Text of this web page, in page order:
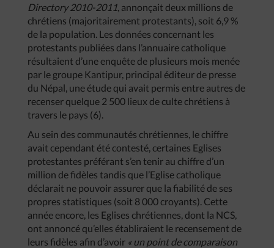
Directory 2010-2011, annonçait deux millions de
chrétiens (majoritairement protestants), soit 6,9 %
de la population. Les données concernant les
protestants publiées dans l’annuaire catholique
résultaient d’une enquête de plusieurs mois menée
par le groupe Kantipur, principal éditeur de presse
du Népal, une étude qui avait permis entre autres de
recenser quelque 2 500 lieux de culte chrétiens à
travers le pays (6).
Au sein des communautés chrétiennes, le chiffre
avait cependant été contesté, certaines Eglises
protestantes préférant s’en tenir au chiffre d’un
million de fidèles tandis que l’Eglise catholique
déclarait ne pouvoir assurer que la fiabilité de ses
propres statistiques (soit 8 000 croyants). Cette
année encore, les Eglises chrétiennes, dont la NCS,
ont annoncé qu’elles établiraient le recensement de
leurs fidèles afin d’avoir « un point de comparaison